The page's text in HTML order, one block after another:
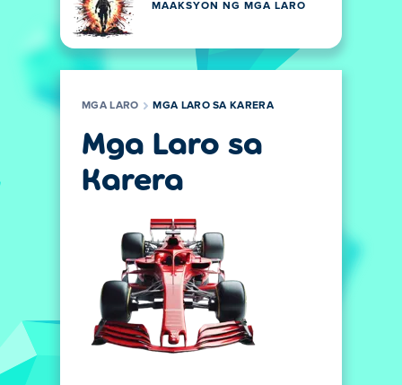
MAAKSYON NG MGA LARO
MGA LARO MGA LARO SA KARERA
Mga Laro sa
Karera